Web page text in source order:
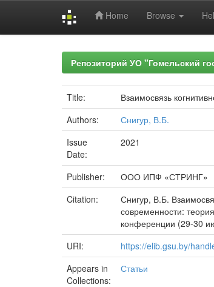
Home Browse
Репозиторий УО "Гомельский
Title:
Взаимосвязь
Authors:
Снигур, В.Б.
Issue
Date:
2021
Publisher:
ООО ИПФ «СТРИНГ»
Citation:
Снигур, В.Б.
современности:
конференции (29-30
URI:
https://elib.gsu.by/
Appears in
Collections:
Статьи